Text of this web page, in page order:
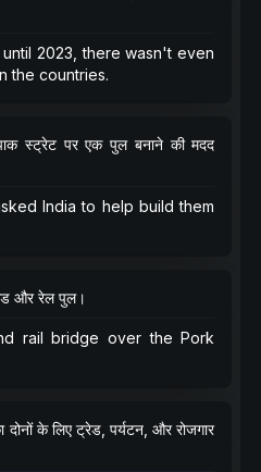
2023, there wasn't even
the countries.
स्ट्रेट पर एक पुल बनाने की मदद
India to help build them
और रेल पुल।
rail bridge over the Pork
के लिए ट्रेड, पर्यटन, और रोजगार